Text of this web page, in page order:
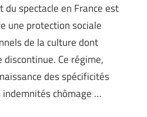
spectacle en France est
une protection sociale
de la culture dont
Ce régime,
des spécificités
chômage …